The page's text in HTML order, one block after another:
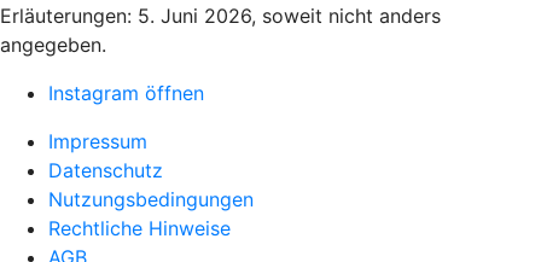
Erläuterungen: 5. Juni 2026, soweit nicht anders
angegeben.
Instagram öffnen
Impressum
Datenschutz
Nutzungsbedingungen
Rechtliche Hinweise
AGB